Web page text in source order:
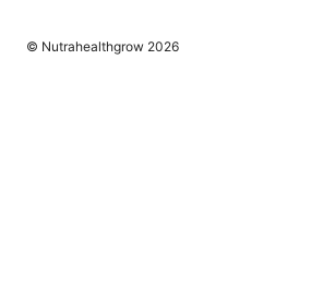
© Nutrahealthgrow 2026